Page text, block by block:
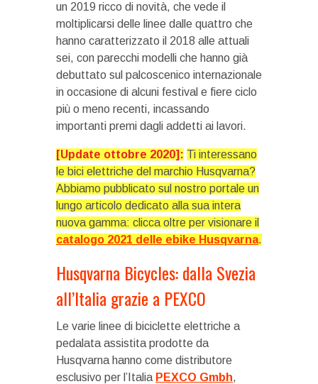
un 2019 ricco di novità, che vede il
moltiplicarsi delle linee dalle quattro che
hanno caratterizzato il 2018 alle attuali
sei, con parecchi modelli che hanno già
debuttato sul palcoscenico internazionale
in occasione di alcuni festival e fiere ciclo
più o meno recenti, incassando
importanti premi dagli addetti ai lavori.
[Update ottobre 2020]: Ti interessano
le bici elettriche del marchio Husqvarna?
Abbiamo pubblicato sul nostro portale un
lungo articolo dedicato alla sua intera
nuova gamma: clicca oltre per visionare il
catalogo 2021 delle ebike Husqvarna.
Husqvarna Bicycles: dalla Svezia
all’Italia grazie a PEXCO
Le varie linee di biciclette elettriche a
pedalata assistita prodotte da
Husqvarna hanno come distributore
esclusivo per l’Italia PEXCO Gmbh,